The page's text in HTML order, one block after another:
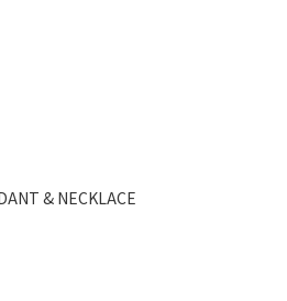
& NECKLACE